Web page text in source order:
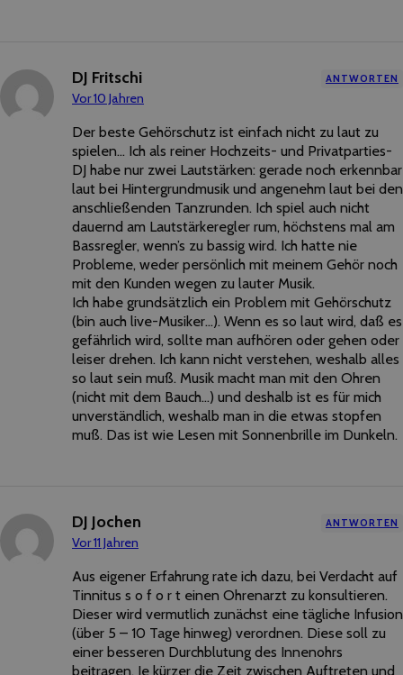
DJ Fritschi
Vor 10 Jahren
ANTWORTEN
Der beste Gehörschutz ist einfach nicht zu laut zu
spielen… Ich als reiner Hochzeits- und Privatparties-
DJ habe nur zwei Lautstärken: gerade noch erkennbar
laut bei Hintergrundmusik und angenehm laut bei den
anschließenden Tanzrunden. Ich spiel auch nicht
dauernd am Lautstärkeregler rum, höchstens mal am
Bassregler, wenn’s zu bassig wird. Ich hatte nie
Probleme, weder persönlich mit meinem Gehör noch
mit den Kunden wegen zu lauter Musik.
Ich habe grundsätzlich ein Problem mit Gehörschutz
(bin auch live-Musiker…). Wenn es so laut wird, daß es
gefährlich wird, sollte man aufhören oder gehen oder
leiser drehen. Ich kann nicht verstehen, weshalb alles
so laut sein muß. Musik macht man mit den Ohren
(nicht mit dem Bauch…) und deshalb ist es für mich
unverständlich, weshalb man in die etwas stopfen
muß. Das ist wie Lesen mit Sonnenbrille im Dunkeln.
DJ Jochen
Vor 11 Jahren
ANTWORTEN
Aus eigener Erfahrung rate ich dazu, bei Verdacht auf
Tinnitus s o f o r t einen Ohrenarzt zu konsultieren.
Dieser wird vermutlich zunächst eine tägliche Infusion
(über 5 – 10 Tage hinweg) verordnen. Diese soll zu
einer besseren Durchblutung des Innenohrs
beitragen. Je kürzer die Zeit zwischen Auftreten und